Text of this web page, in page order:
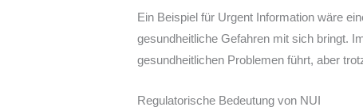
Ein Beispiel für Urgent Information wäre
gesundheitliche Gefahren mit sich bringt.
gesundheitlichen Problemen führt, aber
Regulatorische Bedeutung von NUI